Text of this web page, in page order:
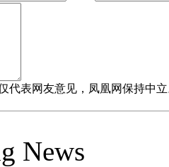
代表网友意见，凤凰网保持中
News